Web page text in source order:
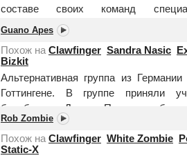
составе своих команд
металлическом звуча...
Guano Apes
Похож на Clawfinger Sandra Nasic
Bizkit
Альтернативная группа из
Готтингене. В группе приняли
барабанщик Деннис Пошватта,
Сандра Назич. До своего
Rob Zombie
Похож на Clawfinger White Zombie
Static-X